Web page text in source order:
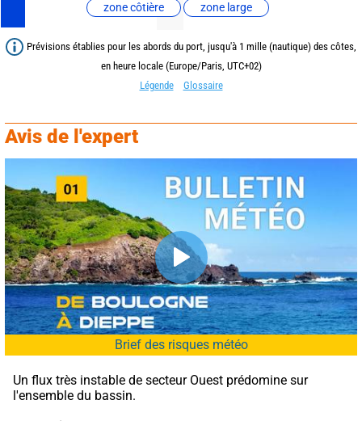
zone côtière zone large
Prévisions établies pour les abords du port, jusqu'à 1 mille (nautique) des côtes,
en heure locale (Europe/Paris, UTC+02)
Légende
Glossaire
Avis de l'expert
Brief des risques météo
Un flux très instable de secteur Ouest prédomine sur
l'ensemble du bassin.